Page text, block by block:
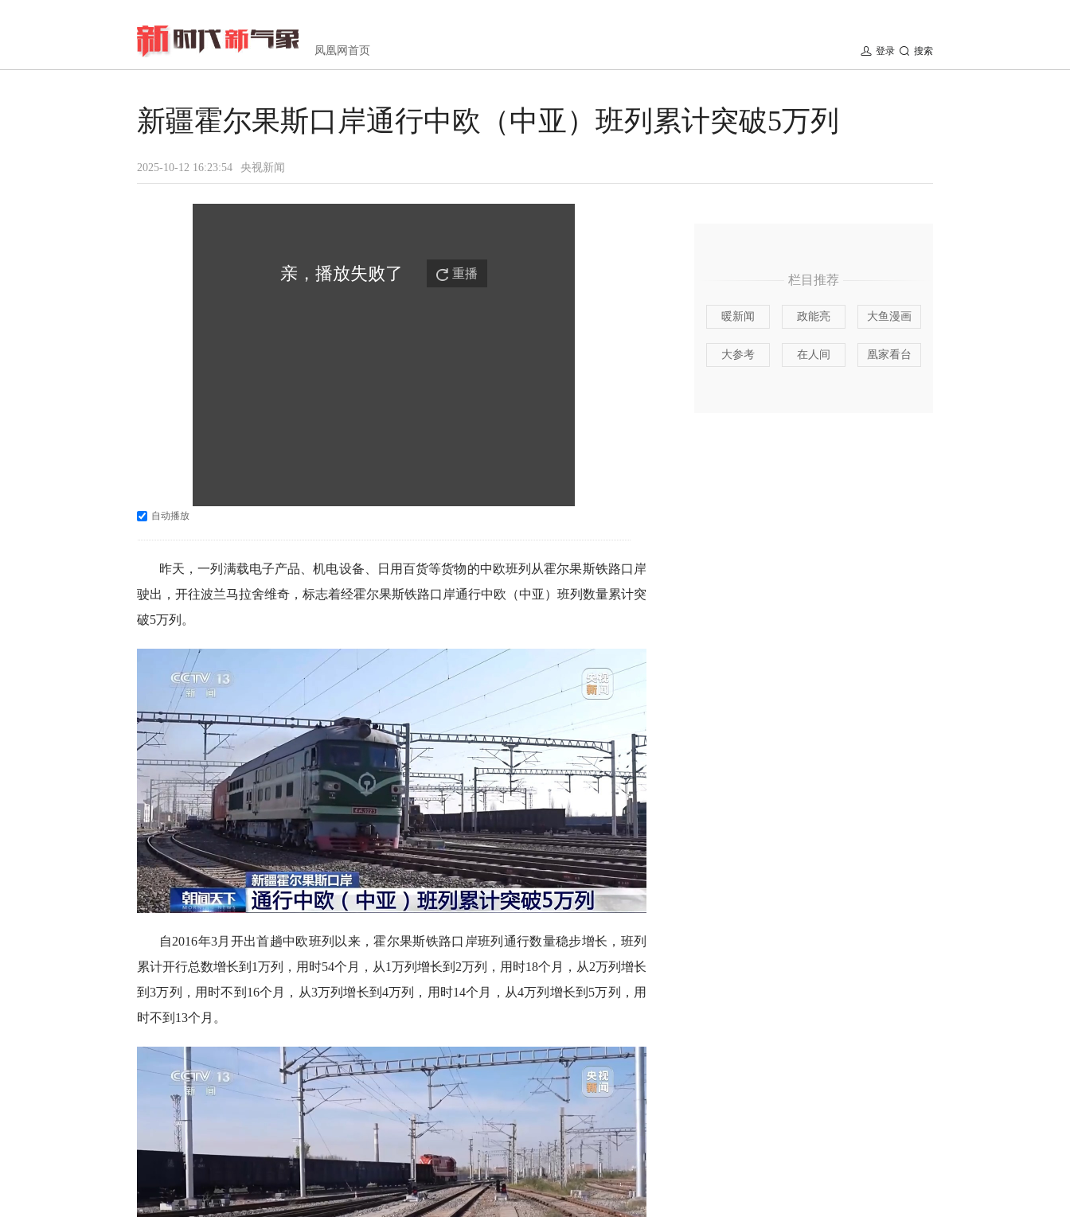
凤凰网首页 搜索
登录
新疆霍尔果斯口岸通行中欧（中亚）班列累计突破5万列
2025-10-12 16:23:54 央视新闻
亲，播放失败了 重播
自动播放
昨天，一列满载电子产品、机电设备、日用百货等货物的中欧班列从霍尔果斯铁路口岸
驶出，开往波兰马拉舍维奇，标志着经霍尔果斯铁路口岸通行中欧（中亚）班列数量累计突
破5万列。
自2016年3月开出首趟中欧班列以来，霍尔果斯铁路口岸班列通行数量稳步增长，班列
累计开行总数增长到1万列，用时54个月，从1万列增长到2万列，用时18个月，从2万列增长
到3万列，用时不到16个月，从3万列增长到4万列，用时14个月，从4万列增长到5万列，用
时不到13个月。
栏目推荐
暖新闻 政能亮 大鱼漫画
大参考 在人间 凰家看台